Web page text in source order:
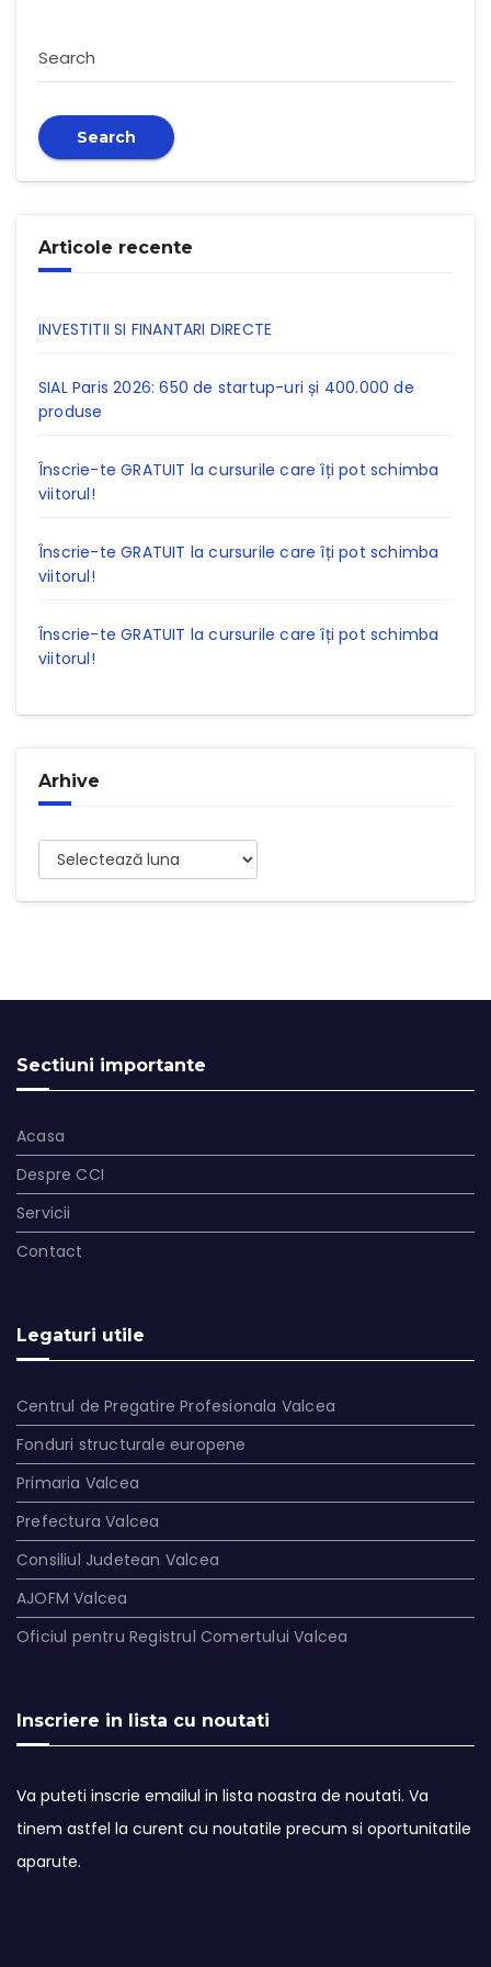
Search
Search
Articole recente
INVESTITII SI FINANTARI DIRECTE
SIAL Paris 2026: 650 de startup-uri și 400.000 de
produse
Înscrie-te GRATUIT la cursurile care îți pot schimba
viitorul!
Înscrie-te GRATUIT la cursurile care îți pot schimba
viitorul!
Înscrie-te GRATUIT la cursurile care îți pot schimba
viitorul!
Arhive
Arhive
Sectiuni importante
Acasa
Despre CCI
Servicii
Contact
Legaturi utile
Centrul de Pregatire Profesionala Valcea
Fonduri structurale europene
Primaria Valcea
Prefectura Valcea
Consiliul Judetean Valcea
AJOFM Valcea
Oficiul pentru Registrul Comertului Valcea
Inscriere in lista cu noutati
Va puteti inscrie emailul in lista noastra de noutati. Va
tinem astfel la curent cu noutatile precum si oportunitatile
aparute.